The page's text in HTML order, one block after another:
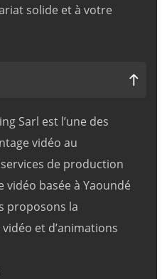
solide et à votre
Sarl est l’une des
vidéo au
de production
vidéo basée à Yaoundé
proposons la
et d’animations